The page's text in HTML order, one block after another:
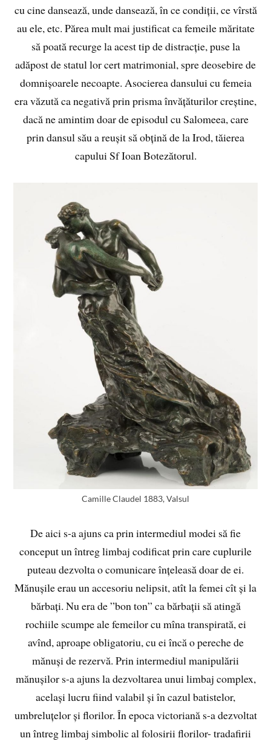
cu cine dansează, unde dansează, în ce condiții, ce vîrstă
au ele, etc. Părea mult mai justificat ca femeile măritate
să poată recurge la acest tip de distracție, puse la
adăpost de statul lor cert matrimonial, spre deosebire de
domnișoarele necoapte. Asocierea dansului cu femeia
era văzută ca negativă prin prisma învățăturilor creștine,
dacă ne amintim doar de episodul cu Salomeea, care
prin dansul său a reușit să obțină de la Irod, tăierea
capului Sf Ioan Botezătorul.
Camille Claudel 1883, Valsul
De aici s-a ajuns ca prin intermediul modei să fie
conceput un întreg limbaj codificat prin care cuplurile
puteau dezvolta o comunicare înțeleasă doar de ei.
Mănușile erau un accesoriu nelipsit, atît la femei cît și la
bărbați. Nu era de ”bon ton” ca bărbații să atingă
rochiile scumpe ale femeilor cu mîna transpirată, ei
avînd, aproape obligatoriu, cu ei încă o pereche de
mănuși de rezervă. Prin intermediul manipulării
mănușilor s-a ajuns la dezvoltarea unui limbaj complex,
același lucru fiind valabil și în cazul batistelor,
umbreluțelor și florilor. În epoca victoriană s-a dezvoltat
un întreg limbaj simbolic al folosirii florilor- tradafirii